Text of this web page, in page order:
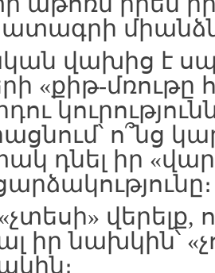
վախից է
«քիթ-մռութը
ո՞նց
դնել իր
վերելք,
իր նախկին՝